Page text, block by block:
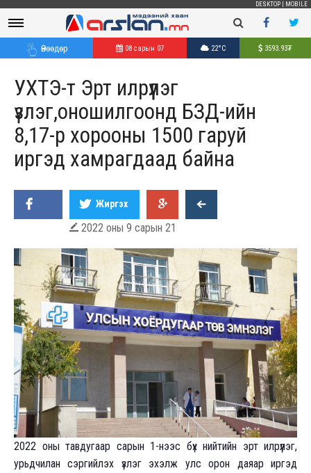
DESKTOP MOBILE
Өнөөдөр 08 сарын 07 22°C 3593.93₮
УХТЭ-т Эрт илрүүлэг
үзлэг,оношилгоонд БЗД-ийн
8,17-р хорооны 1500 гаруй
иргэд хамрагдаад байна
Жиргэх
 2022 оны 9 сарын 21
2022 оны тавдугаар сарын 1-нээс бүх нийтийн эрт илрүүлэг,
урьдчилан сэргийлэх үзлэг эхэлж улс орон даяар иргэд